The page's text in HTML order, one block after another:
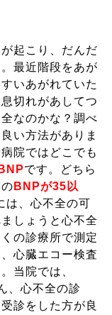
起こり、だんだ
最近階段をあが
いあがれていた
切れがあしてつ
なのかな？調べ
い方法がありま
院ではどこでも
です。どちら
BNPが35以
は、心不全の可
しょうと心不全
の診療所で測定
心臓エコー検査
当院では、
、心不全の診
診をした方が良